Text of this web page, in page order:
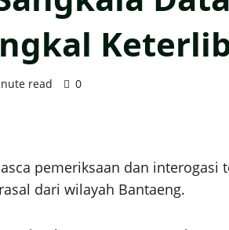
read 0
pemeriksaan dan interogasi
dari wilayah Bantaeng.